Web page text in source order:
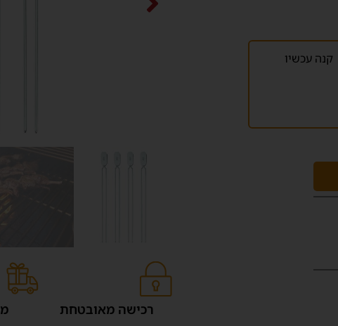
קנה עכשיו
רכישה מאובטחת